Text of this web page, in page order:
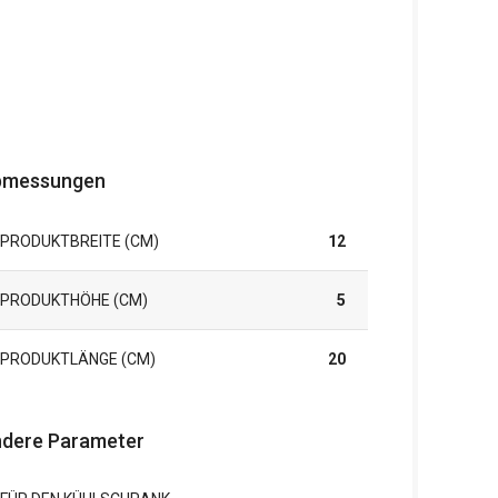
PRODUKTBREITE (CM) 12
PRODUKTHÖHE (CM) 5
PRODUKTLÄNGE (CM) 20
Parameter